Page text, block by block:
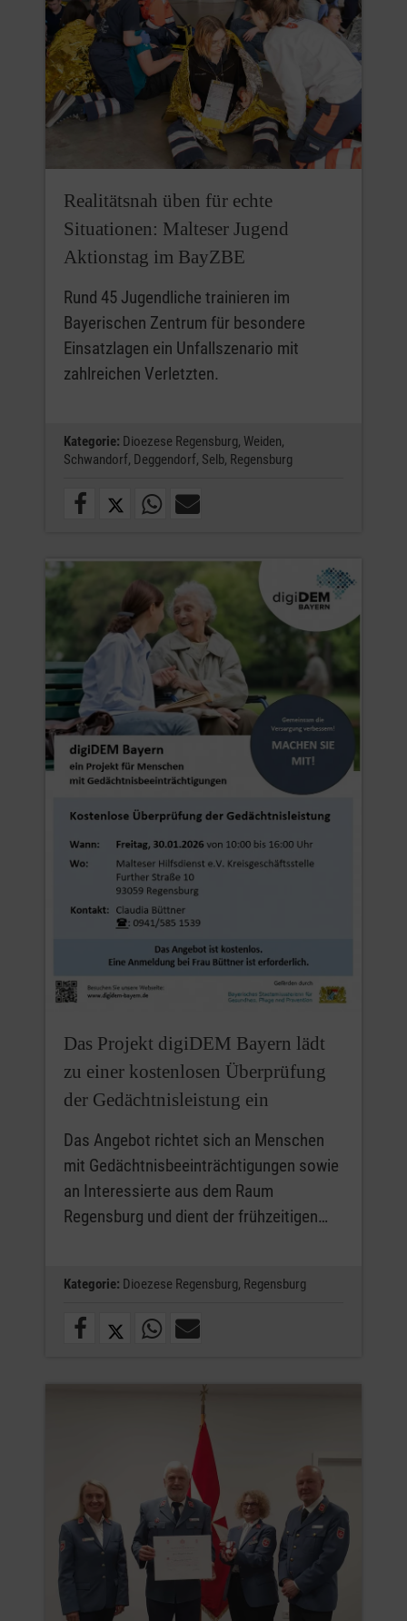
Realitätsnah üben für echte
Situationen: Malteser Jugend
Aktionstag im BayZBE
Rund 45 Jugendliche trainieren im
Bayerischen Zentrum für besondere
Einsatzlagen ein Unfallszenario mit
zahlreichen Verletzten.
Kategorie: Dioezese Regensburg, Weiden,
Schwandorf, Deggendorf, Selb, Regensburg
Das Projekt digiDEM Bayern lädt
zu einer kostenlosen Überprüfung
der Gedächtnisleistung ein
Das Angebot richtet sich an Menschen
mit Gedächtnisbeeinträchtigungen sowie
an Interessierte aus dem Raum
Regensburg und dient der frühzeitigen…
Kategorie: Dioezese Regensburg, Regensburg